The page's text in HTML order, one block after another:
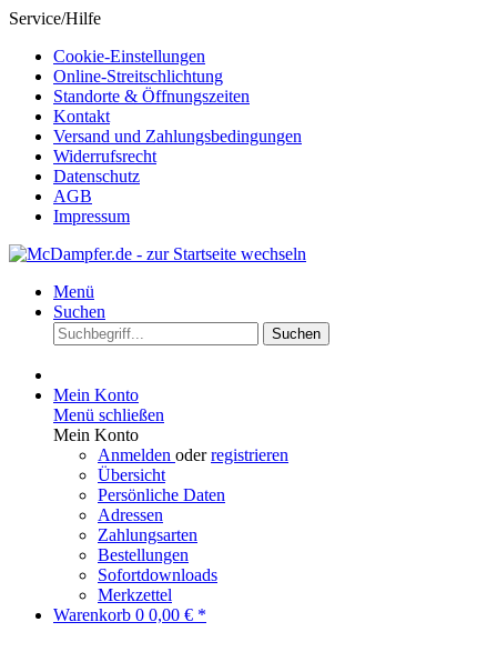
Service/Hilfe
Cookie-Einstellungen
Online-Streitschlichtung
Standorte & Öffnungszeiten
Kontakt
Versand und Zahlungsbedingungen
Widerrufsrecht
Datenschutz
AGB
Impressum
Menü
Suchen
Suchen
Mein Konto
Menü schließen
Mein Konto
Anmelden oderregistrieren
Übersicht
Persönliche Daten
Adressen
Zahlungsarten
Bestellungen
Sofortdownloads
Merkzettel
Warenkorb 0 0,00 € *